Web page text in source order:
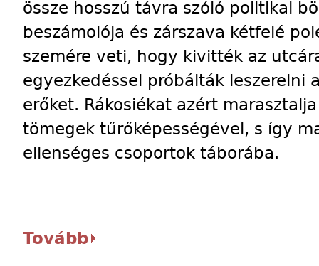
össze hosszú távra szóló politikai
beszámolója és zárszava kétfelé
szemére veti, hogy kivitték az
egyezkedéssel próbálták leszerelni
erőket. Rákosiékat azért
tömegek tűrőképességével, s így
ellenséges csoportok táborába.
Tovább